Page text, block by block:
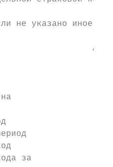
не указано иное)
доход
за период
доход
за